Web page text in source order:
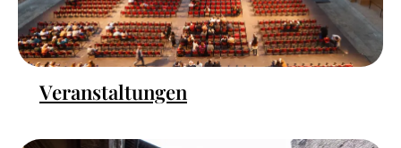
Veranstaltungen